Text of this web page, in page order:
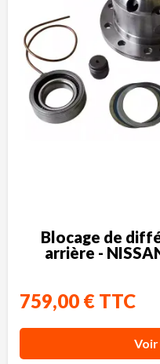
Blocage de
arrière -
759,00 € TTC